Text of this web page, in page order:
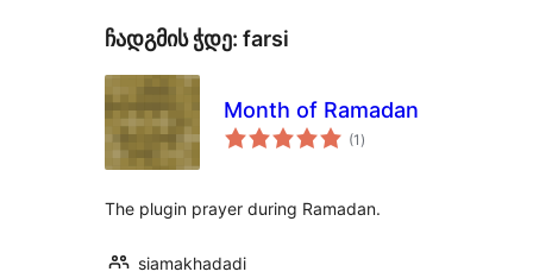
ჩადგმის ჭდე: farsi
Month of Ramadan
(1 საერთო
რეიტინგი
)
The plugin prayer during Ramadan.
siamakhadadi